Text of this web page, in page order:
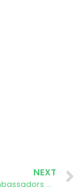
NEXT
AURORA EU Ambassadors Call: Why Do We Need You?